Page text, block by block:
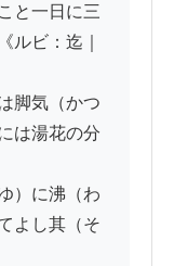
と一日に三
ルビ：迄｜
脚気（かつ
は湯花の分
）に沸（わ
よし其（そ